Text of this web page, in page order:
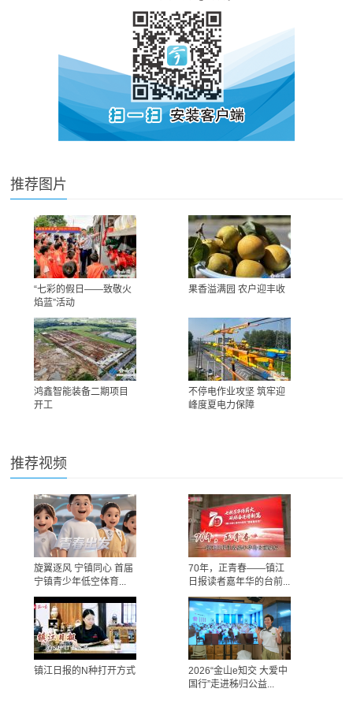
推荐图片
“七彩的假日——致敬火
焰蓝”活动
果香溢满园 农户迎丰收
鸿鑫智能装备二期项目
开工
不停电作业攻坚 筑牢迎
峰度夏电力保障
推荐视频
旋翼逐风 宁镇同心 首届
宁镇青少年低空体育...
70年，正青春——镇江
日报读者嘉年华的台前...
镇江日报的N种打开方式
2026“金山e知交 大爱中
国行”走进秭归公益...